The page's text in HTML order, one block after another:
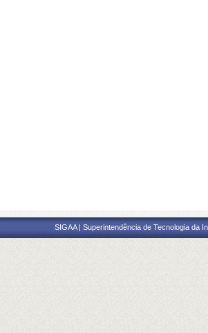
SIGAA | Superintendência de Tecnologia da